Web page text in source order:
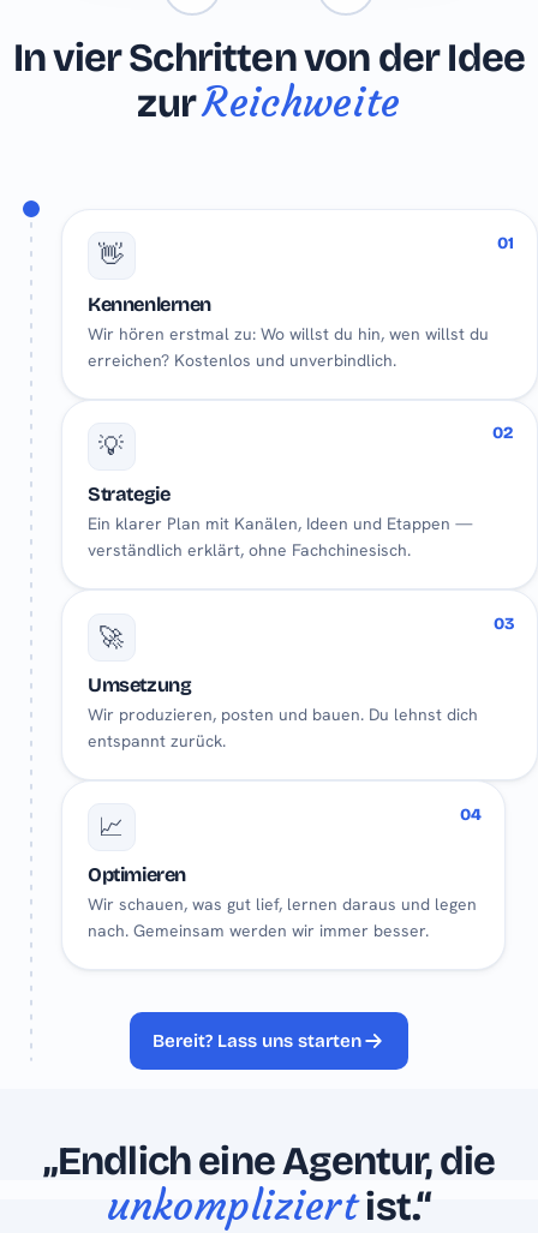
In vier Schritten von der Idee
zurReichweite
👋 01
Kennenlernen
Wir hören erstmal zu: Wo willst du hin, wen willst du
erreichen? Kostenlos und unverbindlich.
💡 02
Strategie
Ein klarer Plan mit Kanälen, Ideen und Etappen —
verständlich erklärt, ohne Fachchinesisch.
🚀 03
Umsetzung
Wir produzieren, posten und bauen. Du lehnst dich
entspannt zurück.
📈 04
Optimieren
Wir schauen, was gut lief, lernen daraus und legen
nach. Gemeinsam werden wir immer besser.
Bereit? Lass uns starten
„Endlich eine Agentur, die
unkompliziertist.“